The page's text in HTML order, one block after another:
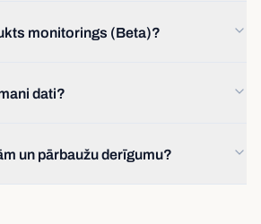
monitorings (Beta)?
dati?
un pārbaužu derīgumu?